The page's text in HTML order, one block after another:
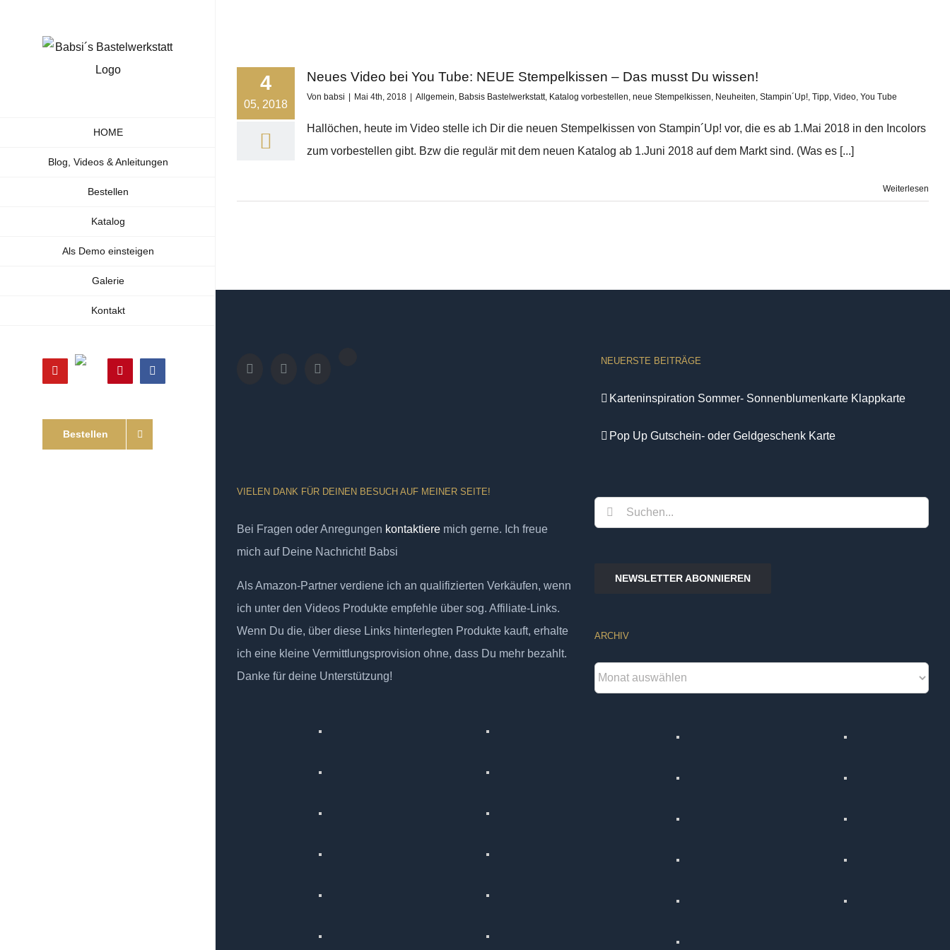
HOME
Blog, Videos & Anleitungen
Bestellen
Katalog
Als Demo einsteigen
Galerie
Kontakt
YouTube
Shop
PinterestFacebook
Bestellen
4
05, 2018
Neues Video bei You Tube: NEUE Stempelkissen – Das musst Du wissen!
Von babsi Mai 4th, 2018 Allgemein, Babsis Bastelwerkstatt, Katalog vorbestellen, neue Stempelkissen, Neuheiten, Stampin´Up!, Tipp, Video, You Tube
Hallöchen, heute im Video stelle ich Dir die neuen Stempelkissen von Stampin´Up! vor, die es ab 1.Mai 2018 in den Incolors
zum vorbestellen gibt. Bzw die regulär mit dem neuen Katalog ab 1.Juni 2018 auf dem Markt sind. (Was es [...]
Weiterlesen
VIELEN DANK FÜR DEINEN BESUCH AUF MEINER SEITE!
Bei Fragen oder Anregungen kontaktiere mich gerne. Ich freue
mich auf Deine Nachricht! Babsi
Als Amazon-Partner verdiene ich an qualifizierten Verkäufen, wenn
ich unter den Videos Produkte empfehle über sog. Affiliate-Links.
Wenn Du die, über diese Links hinterlegten Produkte kauft, erhalte
ich eine kleine Vermittlungsprovision ohne, dass Du mehr bezahlt.
Danke für deine Unterstützung!
NEUERSTE BEITRÄGE
Karteninspiration Sommer- Sonnenblumenkarte Klappkarte
Pop Up Gutschein- oder Geldgeschenk Karte
Suche
nach:
NEWSLETTER ABONNIEREN
ARCHIV
Archiv